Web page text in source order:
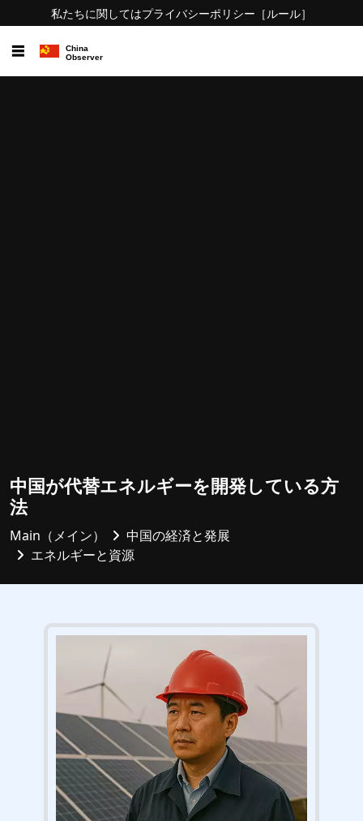
私たちに関してはプライバシーポリシー ［ルール］
☰
中国が代替エネルギーを開発している方
法
Main（メイン）
中国の経済と発展
エネルギーと資源